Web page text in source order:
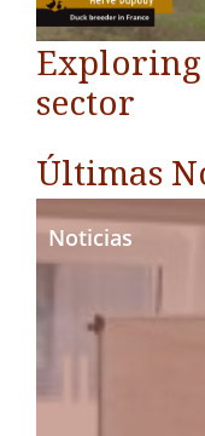
sector
Últimas
Noticias